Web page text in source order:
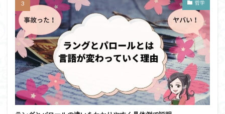
哲学